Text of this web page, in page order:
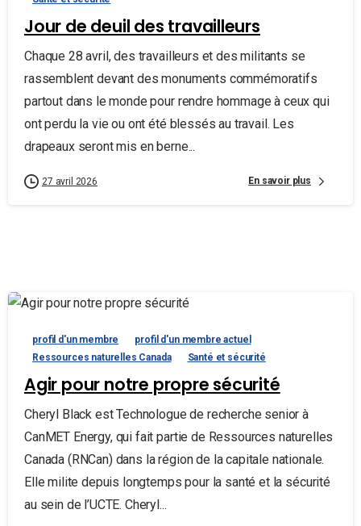
Jour de deuil des travailleurs
Chaque 28 avril, des travailleurs et des militants se
rassemblent devant des monuments commémoratifs
partout dans le monde pour rendre hommage à ceux qui
ont perdu la vie ou ont été blessés au travail. Les
drapeaux seront mis en berne...
27 avril 2026 En savoir plus
profil d'un membre
profil d'un membre actuel
Ressources naturelles Canada
Santé et sécurité
Agir pour notre propre sécurité
Cheryl Black est Technologue de recherche senior à
CanMET Energy, qui fait partie de Ressources naturelles
Canada (RNCan) dans la région de la capitale nationale.
Elle milite depuis longtemps pour la santé et la sécurité
au sein de l’UCTE. Cheryl...